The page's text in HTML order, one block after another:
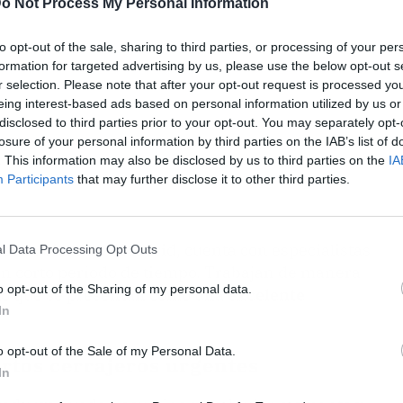
Not Process My Personal Information
opt-out of the sale, sharing to third parties, or processing of your
for targeted advertising by us, please use the below opt-out
selection. Please note that after your opt-out request is processed
interest-based ads based on personal information utilized by us
to third parties prior to your opt-out. You may separately
of your personal information by third parties on the IAB’s list of
This information may also be disclosed by us to third parties on the
Participants that may further disclose it to other third parties.
Data Processing Opt Outs
opt-out of the Sharing of my personal data.
opt-out of the Sale of my Personal Data.
ubicada en Madrid, cuenta con especialistas
período de tiempo. Trabajan de manera
que se presentan como unaexcelente
cerrajeros urgentes